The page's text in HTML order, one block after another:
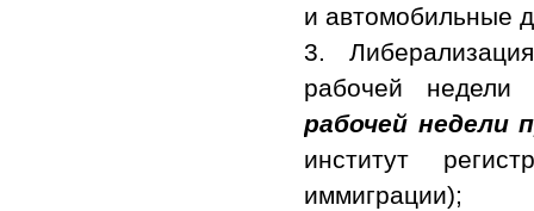
и автомобильные
3.
рабочей недели
рабочей недели
институт
иммиграции);